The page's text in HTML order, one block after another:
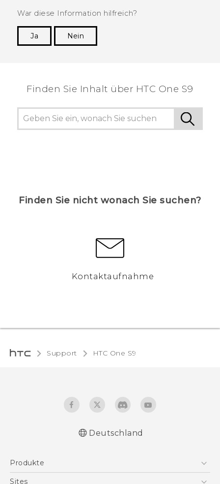
War diese Information hilfreich?
Ja
Nein
Finden Sie Inhalt über‎ HTC One S9
Finden Sie nicht wonach Sie suchen?
Kontaktaufnahme
Support HTC One S9‎
Deutschland
Produkte
Smartphones
Sites